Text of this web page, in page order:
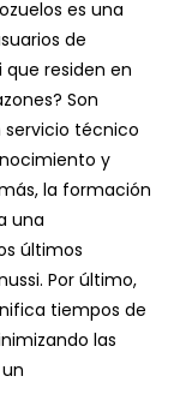
es una
de
residen en
Son
servicio técnico
y
la formación
una
últimos
Por último,
tiempos de
las